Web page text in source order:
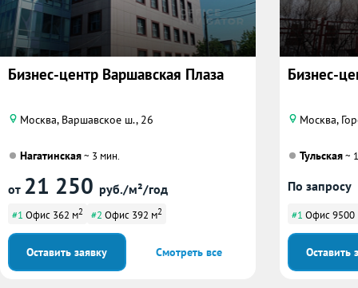
Бизнес-центр Варшавская Плаза
Москва, Варшавское ш., 26
Нагатинская~ 3 мин.
от 21 250 руб./м²/год
#1 Офис 362 м2 #2 Офис 392 м2
Оставить заявку Смотреть все
Бизнес-
Москва,
Тульская~
По запросу
#1 Офис 9500
Оставить